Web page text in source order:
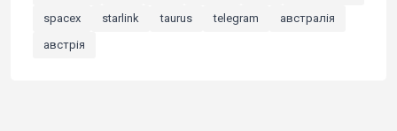
spacex
starlink taurus telegram
австралія
австрія